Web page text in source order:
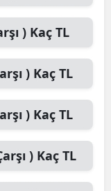
)Kaç TL
)Kaç TL
)Kaç TL
)Kaç TL